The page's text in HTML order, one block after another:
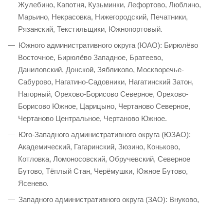
Жулебино, Капотня, Кузьминки, Лефортово, Люблино,
Марьино, Некрасовка, Нижегородский, Печатники,
Рязанский, Текстильщики, Южнопортовый.
Южного административного округа (ЮАО): Бирюлёво
Восточное, Бирюлёво Западное, Братеево,
Даниловский, Донской, Зябликово, Москворечье-
Сабурово, Нагатино-Садовники, Нагатинский Затон,
Нагорный, Орехово-Борисово Северное, Орехово-
Борисово Южное, Царицыно, Чертаново Северное,
Чертаново Центральное, Чертаново Южное.
Юго-Западного административного округа (ЮЗАО):
Академический, Гагаринский, Зюзино, Коньково,
Котловка, Ломоносовский, Обручевский, Северное
Бутово, Тёплый Стан, Черёмушки, Южное Бутово,
Ясенево.
Западного административного округа (ЗАО): Внуково,